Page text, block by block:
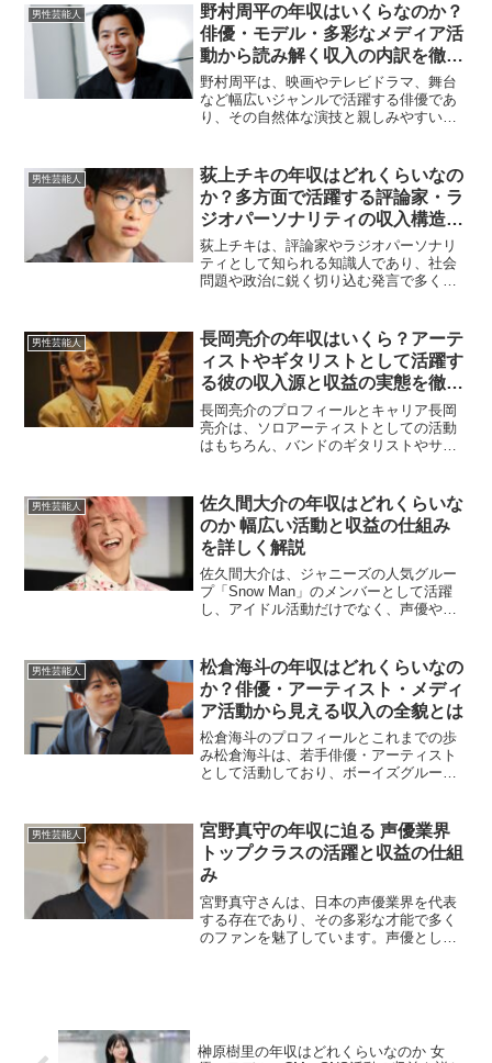
男性芸能人
野村周平の年収はいくらなのか？
俳優・モデル・多彩なメディア活
動から読み解く収入の内訳を徹底
分析
野村周平は、映画やテレビドラマ、舞台
など幅広いジャンルで活躍する俳優であ
り、その自然体な演技と親しみやすいキ
発揮しており、その年収も多方面から構
成されています。ここ...
男性芸能人
荻上チキの年収はどれくらいなの
か？多方面で活躍する評論家・ラ
ジオパーソナリティの収入構造に
迫る
荻上チキは、評論家やラジオパーソナリ
ティとして知られる知識人であり、社会
問題や政治に鋭く切り込む発言で多くの
わたります。今回は、そんな荻上チキの
年収について詳しく分析し...
男性芸能人
長岡亮介の年収はいくら？アーテ
ィストやギタリストとして活躍す
る彼の収入源と収益の実態を徹底
調査
長岡亮介のプロフィールとキャリア長岡
亮介は、ソロアーティストとしての活動
はもちろん、バンドのギタリストやサポ
ます。彼の繊細かつセンスあふれるギタ
ープレイと、多彩な音楽性...
男性芸能人
佐久間大介の年収はどれくらいな
のか 幅広い活動と収益の仕組み
を詳しく解説
佐久間大介は、ジャニーズの人気グルー
プ「Snow Man」のメンバーとして活躍
し、アイドル活動だけでなく、声優やバ
い分野で活動しています。そのため、彼
の年収がどのよう...
男性芸能人
松倉海斗の年収はどれくらいなの
か？俳優・アーティスト・メディ
ア活動から見える収入の全貌とは
松倉海斗のプロフィールとこれまでの歩
み松倉海斗は、若手俳優・アーティスト
として活動しており、ボーイズグループ
SNSでも高い人気を誇っています。音楽
活動を中心に、テレビや舞...
男性芸能人
宮野真守の年収に迫る 声優業界
トップクラスの活躍と収益の仕組
み
宮野真守さんは、日本の声優業界を代表
する存在であり、その多彩な才能で多く
のファンを魅了しています。声優として
榊原樹里の年収はどれくらいなのか 女